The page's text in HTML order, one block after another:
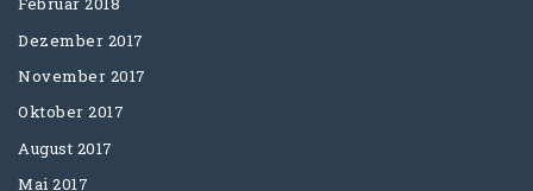
Dezember 2017
November 2017
Oktober 2017
August 2017
Mai 2017